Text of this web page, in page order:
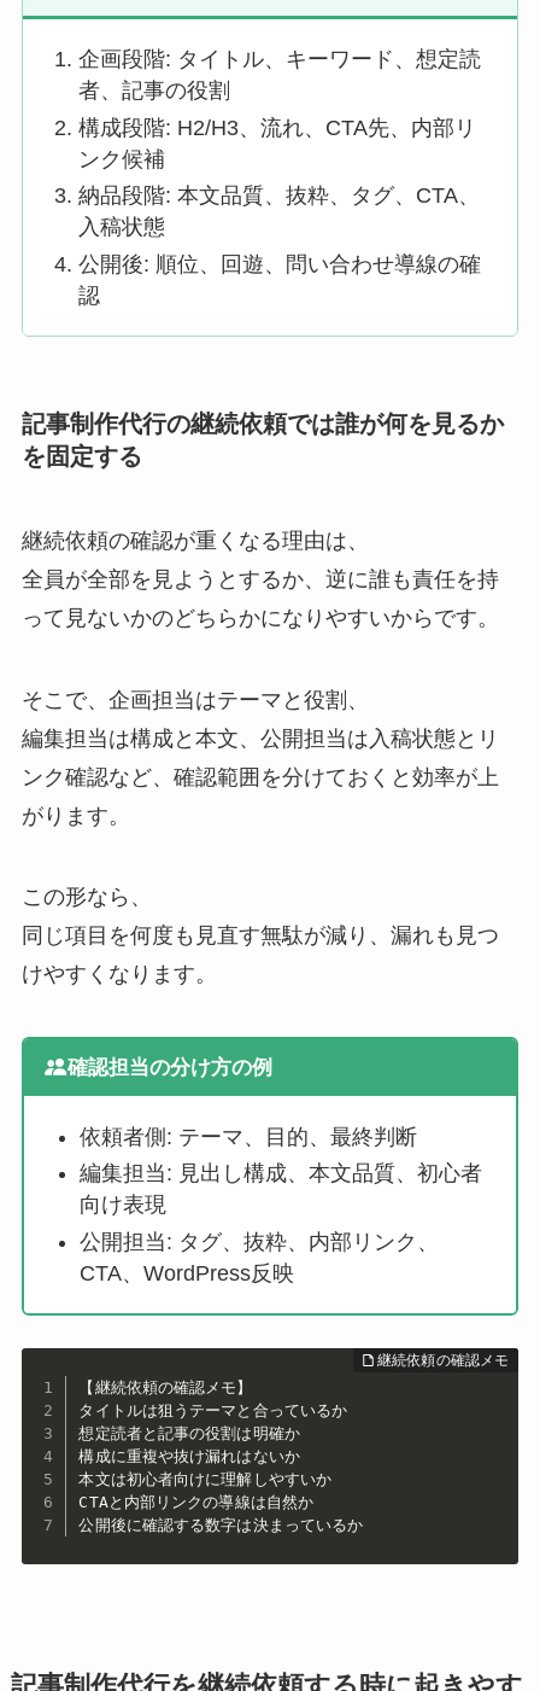
企画段階: タイトル、キーワード、想定読
者、記事の役割
構成段階: H2/H3、流れ、CTA先、内部リ
ンク候補
納品段階: 本文品質、抜粋、タグ、CTA、
入稿状態
公開後: 順位、回遊、問い合わせ導線の確
認
記事制作代行の継続依頼では誰が何を見るか
を固定する
継続依頼の確認が重くなる理由は、
全員が全部を見ようとするか、逆に誰も責任を持
って見ないかのどちらかになりやすいからです。
そこで、企画担当はテーマと役割、
編集担当は構成と本文、公開担当は入稿状態とリ
ンク確認など、確認範囲を分けておくと効率が上
がります。
この形なら、
同じ項目を何度も見直す無駄が減り、漏れも見つ
けやすくなります。
確認担当の分け方の例
依頼者側: テーマ、目的、最終判断
編集担当: 見出し構成、本文品質、初心者
向け表現
公開担当: タグ、抜粋、内部リンク、
CTA、WordPress反映
【継続依頼の確認メモ】
タイトルは狙うテーマと合っているか
想定読者と記事の役割は明確か
構成に重複や抜け漏れはないか
本文は初心者向けに理解しやすいか
CTAと内部リンクの導線は自然か